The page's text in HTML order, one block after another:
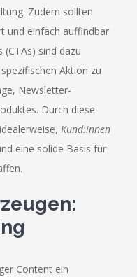
Zudem sollten
und einfach auffindbar
(CTAs) sind dazu
Aktion zu
Newsletter-
Durch diese
Kund:innen
eine solide Basis für
Content ein